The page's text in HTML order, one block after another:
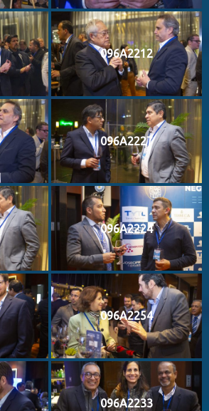
096A2212
096A2227
096A2224
096A2254
096A2233